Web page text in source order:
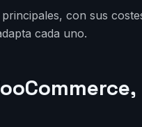
con sus
cada uno.